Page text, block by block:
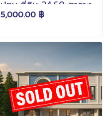
ปทุม ที่ดิน 24.60 ตาราง
วา พิเศษ 3.29 ลบ.*
5,000.00 ฿